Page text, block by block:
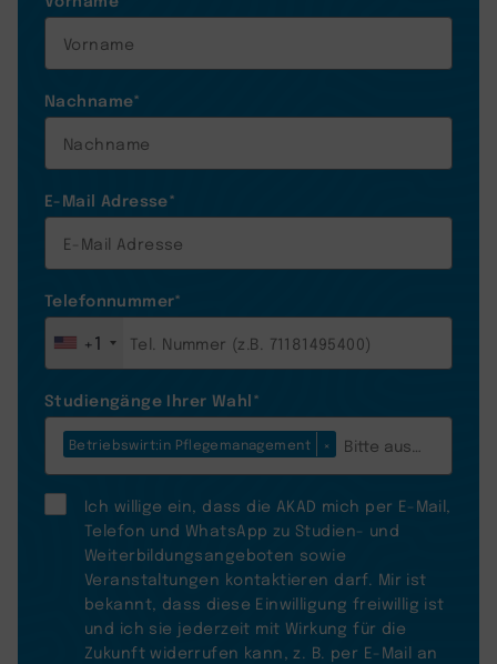
Nachname*
E-Mail Adresse*
Telefonnummer*
+1
Studiengänge Ihrer Wahl*
Betriebswirt:in Pflegemanagement ×
Ich willige ein, dass die AKAD mich per E-Mail,
Telefon und WhatsApp zu Studien- und
Weiterbildungsangeboten sowie
Veranstaltungen kontaktieren darf. Mir ist
bekannt, dass diese Einwilligung freiwillig ist
und ich sie jederzeit mit Wirkung für die
Zukunft widerrufen kann, z. B. per E-Mail an